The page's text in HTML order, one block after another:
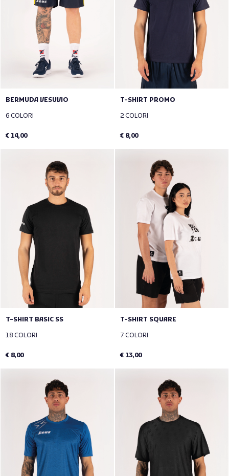
BERMUDA VESUVIO
6 COLORI
€ 14,00
T-SHIRT PROMO
2 COLORI
€ 8,00
T-SHIRT BASIC SS
18 COLORI
€ 8,00
T-SHIRT SQUARE
7 COLORI
€ 13,00